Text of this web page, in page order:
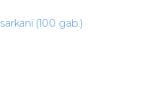
(100 gab.)